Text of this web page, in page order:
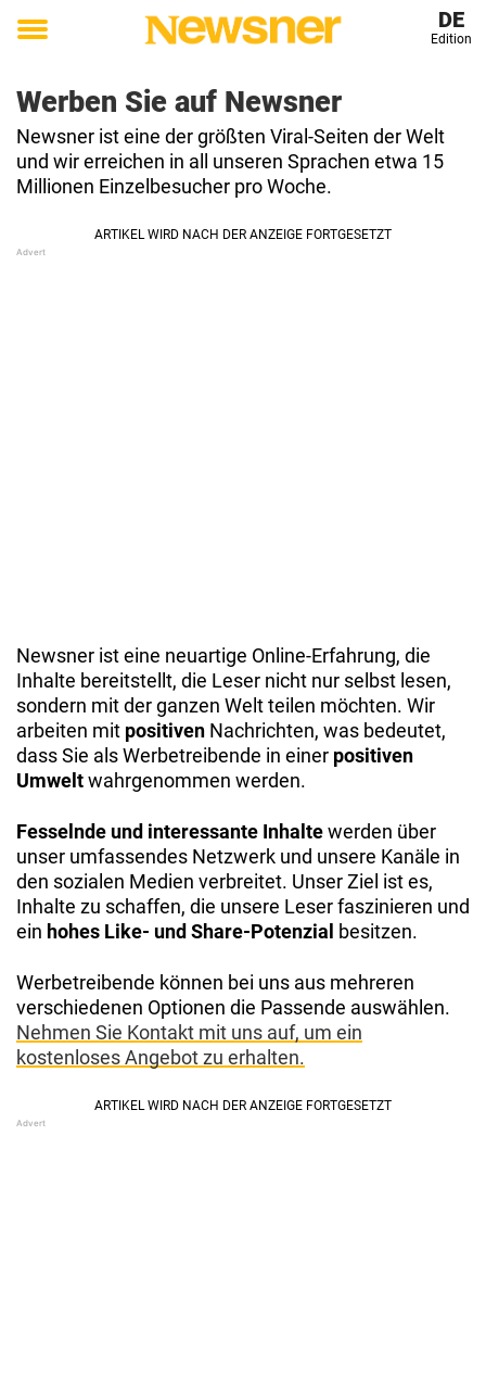
Toggle
DE
Edition
Werben Sie auf Newsner
Newsner ist eine der größten Viral-Seiten der Welt
und wir erreichen in all unseren Sprachen etwa 15
Millionen Einzelbesucher pro Woche.
Newsner ist eine neuartige Online-Erfahrung, die
Inhalte bereitstellt, die Leser nicht nur selbst lesen,
sondern mit der ganzen Welt teilen möchten. Wir
arbeiten mit positiven Nachrichten, was bedeutet,
dass Sie als Werbetreibende in einer positiven
Umweltwahrgenommen werden.
Fesselnde und interessante Inhaltewerden über
unser umfassendes Netzwerk und unsere Kanäle in
den sozialen Medien verbreitet. Unser Ziel ist es,
Inhalte zu schaffen, die unsere Leser faszinieren und
ein hohes Like- und Share-Potenzial besitzen.
Werbetreibende können bei uns aus mehreren
verschiedenen Optionen die Passende auswählen.
Nehmen Sie Kontakt mit uns auf, um ein
kostenloses Angebot zu erhalten.